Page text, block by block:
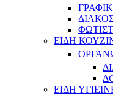
ΕΙΔΗ
ΕΙΔΗ